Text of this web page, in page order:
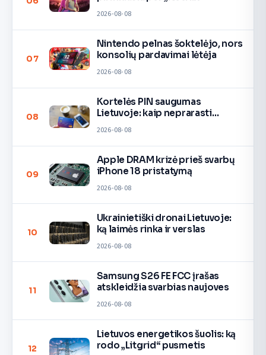
2026-08-08
07
Nintendo pelnas šoktelėjo, nors
konsolių pardavimai lėtėja
2026-08-08
08
Kortelės PIN saugumas
Lietuvoje: kaip neprarasti
2026-08-08
09
Apple DRAM krizė prieš svarbų
iPhone 18 pristatymą
2026-08-08
10
Ukrainietiški dronai Lietuvoje:
ką laimės rinka ir verslas
2026-08-08
11
Samsung S26 FE FCC įrašas
atskleidžia svarbias naujoves
2026-08-08
12
Lietuvos energetikos šuolis: ką
rodo „Litgrid“ pusmetis